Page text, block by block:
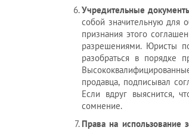
Учредительные
собой значительную для
признания этого
разрешениями. Юристы
разобраться в порядке
продавца, подписывал
Если вдруг выяснится,
сомнение.
Права на использование